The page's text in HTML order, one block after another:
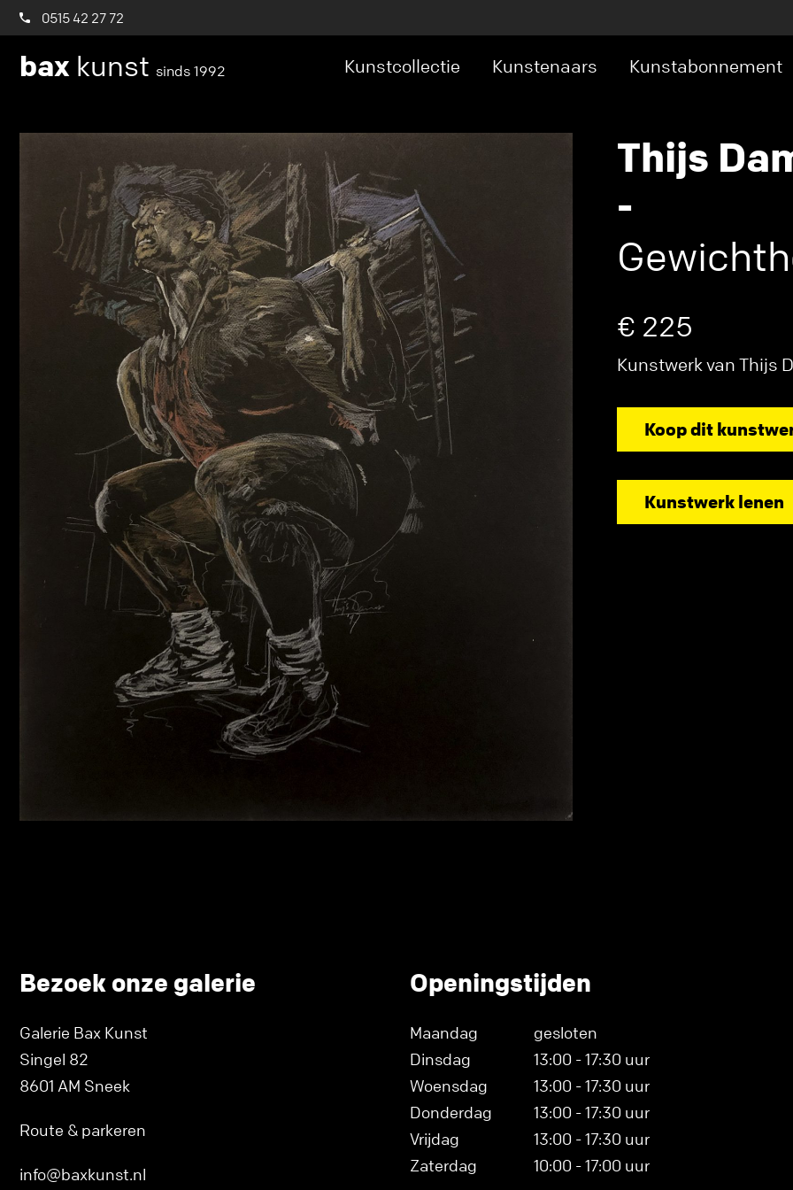
0515 42 27 72
bax kunst sinds 1992 Kunstcollectie Kunstenaars Kunstabonnement
Thijs
-
€ 225
Kunstwerk van Thijs
Koop dit
Kunstwerk lenen
Bezoek onze galerie
Galerie Bax Kunst
Singel 82
8601 AM Sneek
Route & parkeren
info@baxkunst.nl
Openingstijden
Maandag
gesloten
Dinsdag
13:00 - 17:30 uur
Woensdag
13:00 - 17:30 uur
Donderdag
13:00 - 17:30 uur
Vrijdag
13:00 - 17:30 uur
Zaterdag
10:00 - 17:00 uur